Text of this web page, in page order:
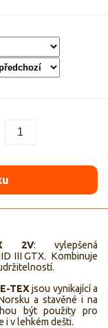
2V: vylepšená
III GTX. Kombinuje
TEXjsou vynikající a
a stavěné i na
být použity pro
i v lehkém dešti.